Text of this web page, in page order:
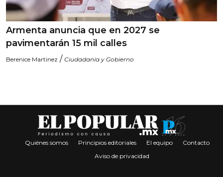
Armenta anuncia que en 2027 se
pavimentarán 15 mil calles
Berenice Martinez / Ciudadanía y Gobierno
Quiénes somos Principios editoriales El equipo
Contacto
Aviso de privacidad